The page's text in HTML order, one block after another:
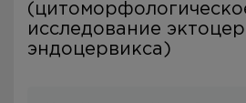
исследование
эндоцервикса)